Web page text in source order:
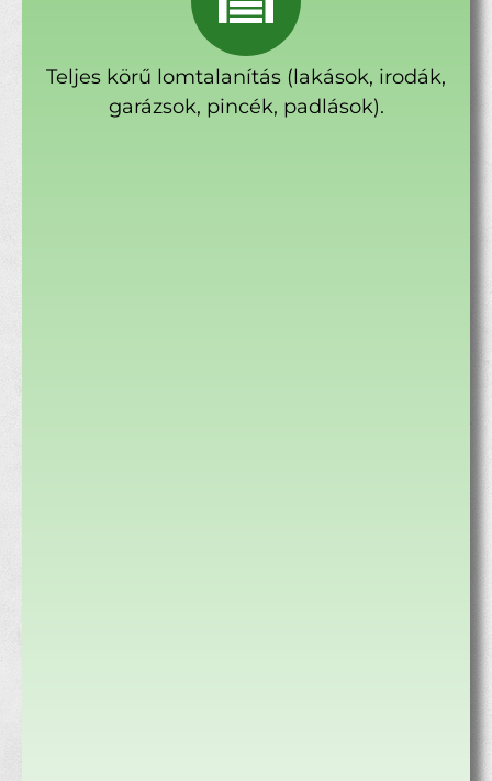
Teljes körű lomtalanítás (lakások, irodák,
garázsok, pincék, padlások).